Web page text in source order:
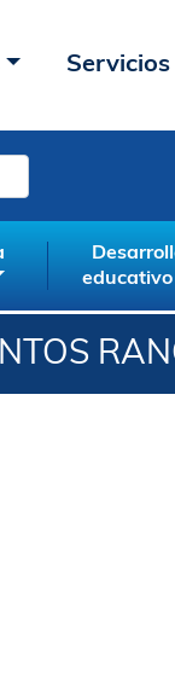
Servicios
educativo